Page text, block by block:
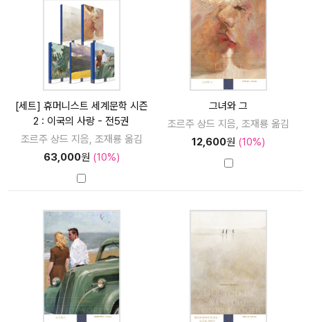
[세트] 휴머니스트 세계문학 시즌
2 : 이국의 사랑 - 전5권
조르주 상드 지음, 조재룡 옮김
63,000원 (10%)
그녀와 그
조르주 상드 지음, 조재룡 옮김
12,600원 (10%)